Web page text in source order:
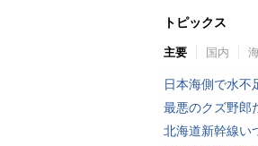
トピックス
主要 国内
日本海側で水不
最悪のクズ野郎
北海道新幹線い